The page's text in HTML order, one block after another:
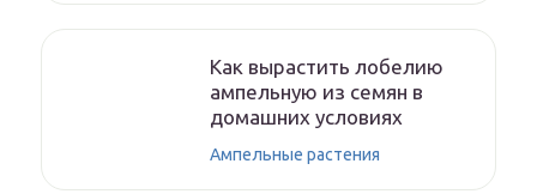
Как вырастить лобелию
ампельную из семян в
домашних условиях
Ампельные растения